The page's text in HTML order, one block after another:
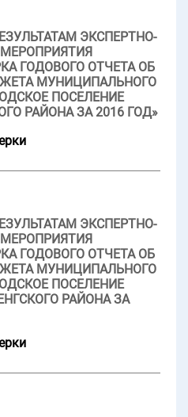
ЭКСПЕРТНО-
ГОДОВОГО ОТЧЕТА ОБ
МУНИЦИПАЛЬНОГО
ПОСЕЛЕНИЕ
РАЙОНА ЗА 2016 ГОД»
ЭКСПЕРТНО-
ГОДОВОГО ОТЧЕТА ОБ
МУНИЦИПАЛЬНОГО
ПОСЕЛЕНИЕ
РАЙОНА ЗА